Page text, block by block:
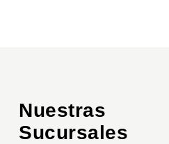
Nuestras
Sucursales